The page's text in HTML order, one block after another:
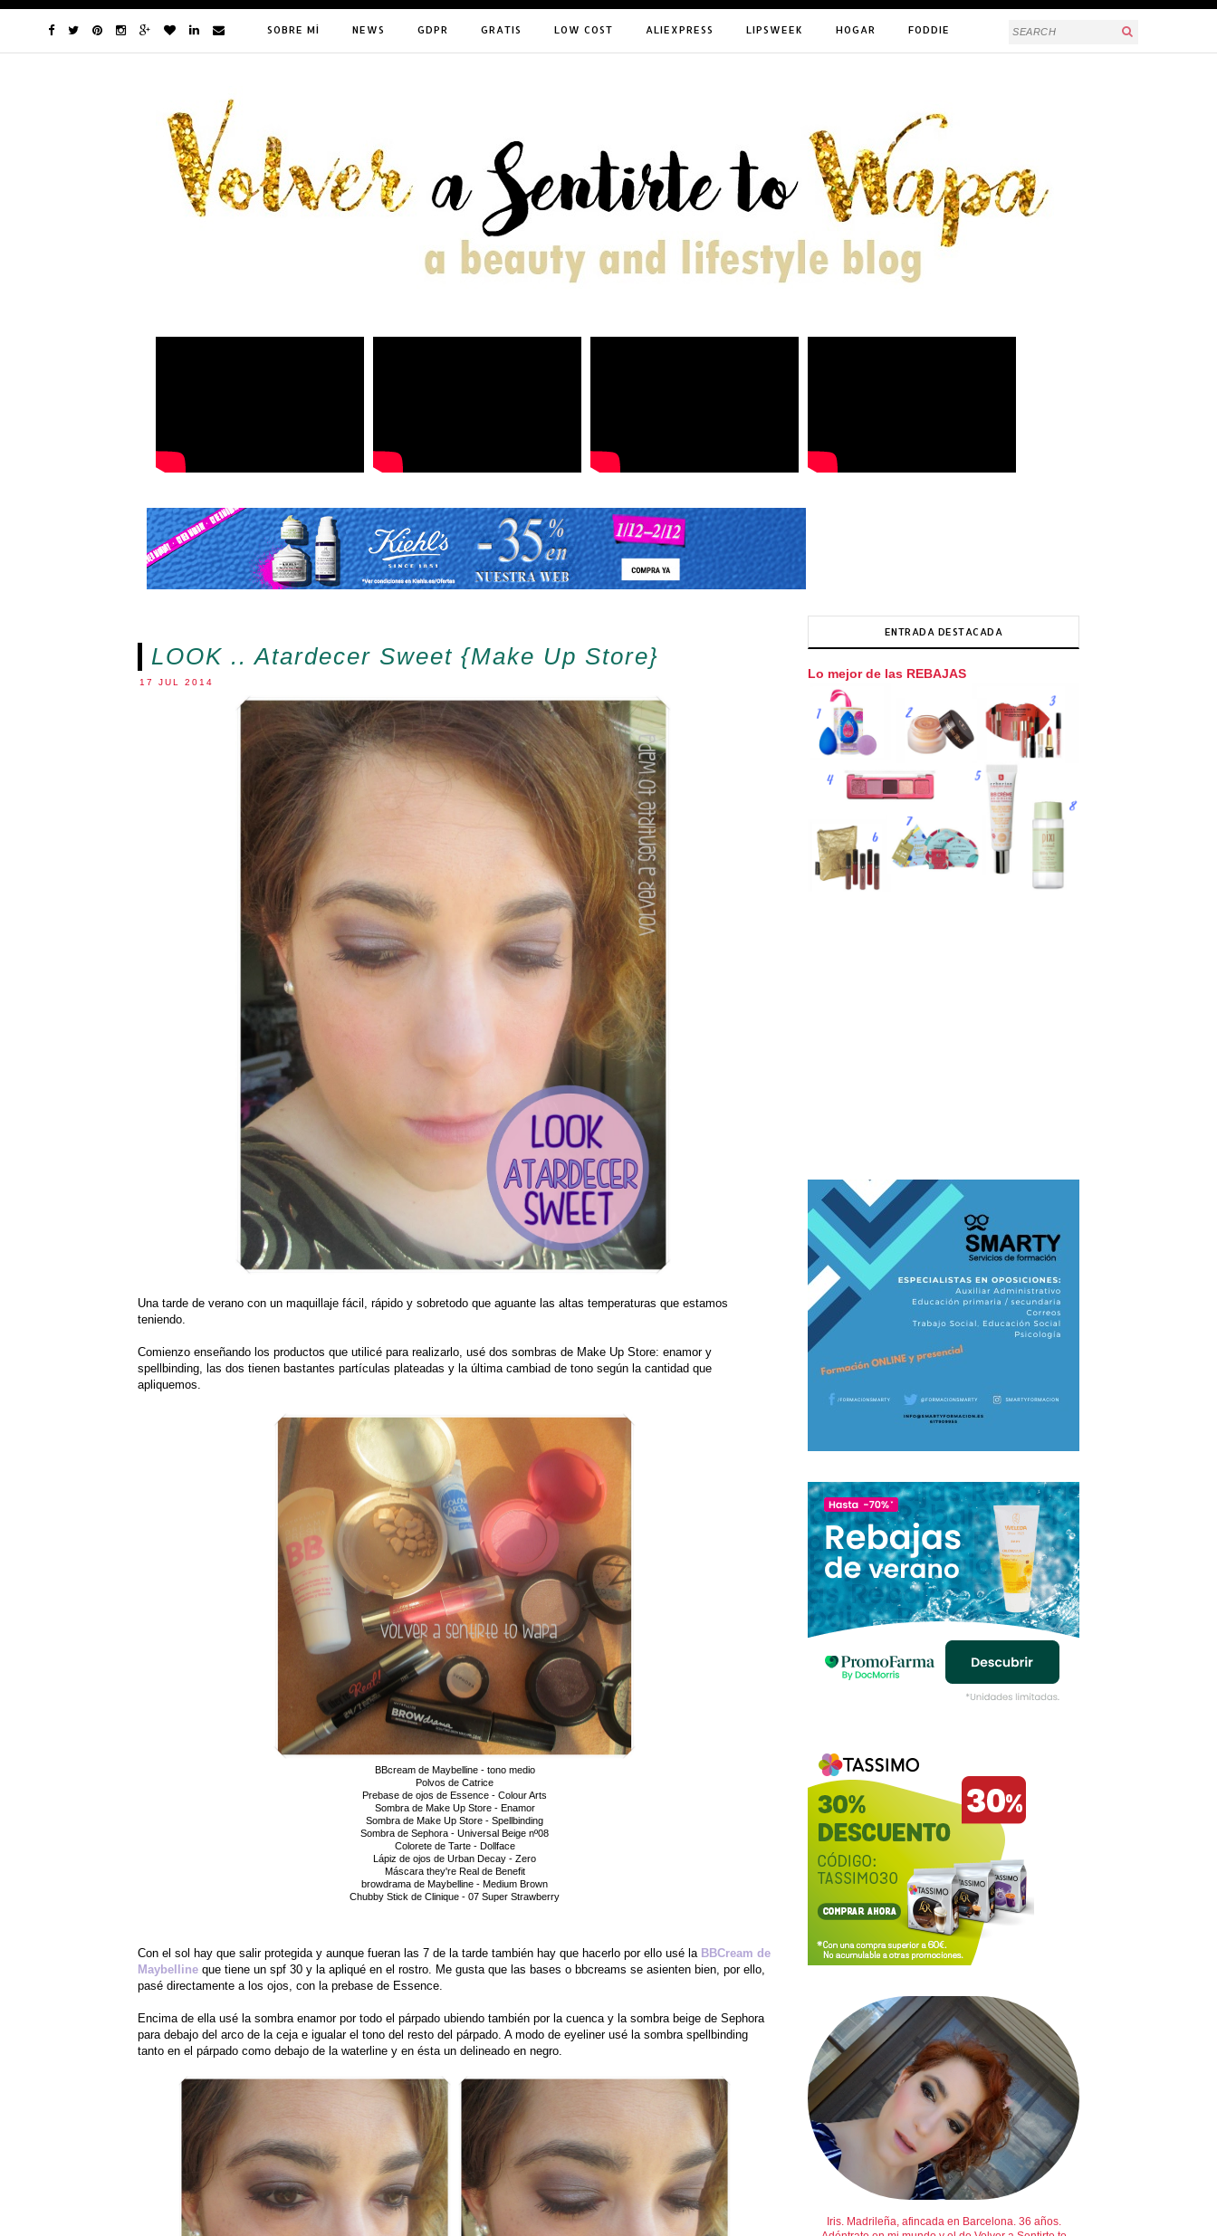
SOBRE MÍ NEWS GDPR GRATIS LOW COST ALIEXPRESS LIPSWEEK HOGAR FODDIE
LOOK .. Atardecer Sweet {Make Up Store}
17 JUL 2014
Una tarde de verano con un maquillaje fácil, rápido y sobretodo que aguante las altas temperaturas que estamos
teniendo.
Comienzo enseñando los productos que utilicé para realizarlo, usé dos sombras de Make Up Store: enamor y
spellbinding, las dos tienen bastantes partículas plateadas y la última cambiad de tono según la cantidad que
apliquemos.
BBcream de Maybelline - tono medio
Polvos de Catrice
Prebase de ojos de Essence - Colour Arts
Sombra de Make Up Store - Enamor
Sombra de Make Up Store - Spellbinding
Sombra de Sephora - Universal Beige nº08
Colorete de Tarte - Dollface
Lápiz de ojos de Urban Decay - Zero
Máscara they're Real de Benefit
browdrama de Maybelline - Medium Brown
Chubby Stick de Clinique - 07 Super Strawberry
Con el sol hay que salir protegida y aunque fueran las 7 de la tarde también hay que hacerlo por ello usé la BBCream de
Maybelline que tiene un spf 30 y la apliqué en el rostro. Me gusta que las bases o bbcreams se asienten bien, por ello,
pasé directamente a los ojos, con la prebase de Essence.
Encima de ella usé la sombra enamor por todo el párpado ubiendo también por la cuenca y la sombra beige de Sephora
para debajo del arco de la ceja e igualar el tono del resto del párpado. A modo de eyeliner usé la sombra spellbinding
tanto en el párpado como debajo de la waterline y en ésta un delineado en negro.
ENTRADA DESTACADA
Lo mejor de las REBAJAS
Iris. Madrileña, afincada en Barcelona. 36 años.